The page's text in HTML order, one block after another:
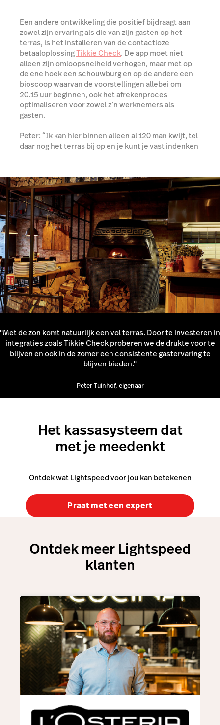
Een andere ontwikkeling die positief bijdraagt aan
zowel zijn ervaring als die van zijn gasten op het
terras, is het installeren van de contactloze
betaaloplossingTikkie Check. De app moet niet
alleen zijn omloopsnelheid verhogen, maar met op
de ene hoek een schouwburg en op de andere een
bioscoop waarvan de voorstellingen allebei om
20.15 uur beginnen, ook het afrekenproces
optimaliseren voor zowel z’n werknemers als
gasten.
Peter: “Ik kan hier binnen alleen al 120 man kwijt, tel
daar nog het terras bij op en je kunt je vast indenken
afrekenen lang duurde. Dat komt in de toekomst
hopelijk niet meer voor!”
"Met de zon komt natuurlijk een vol terras. Door te investeren in
integraties zoals Tikkie Check proberen we de drukte voor te
blijven en ook in de zomer een consistente gastervaring te
blijven bieden."
Peter Tuinhof, eigenaar
Het kassasysteem dat
met je meedenkt
Ontdek wat Lightspeed voor jou kan betekenen
Praat met een expert
Ontdek meer Lightspeed
klanten